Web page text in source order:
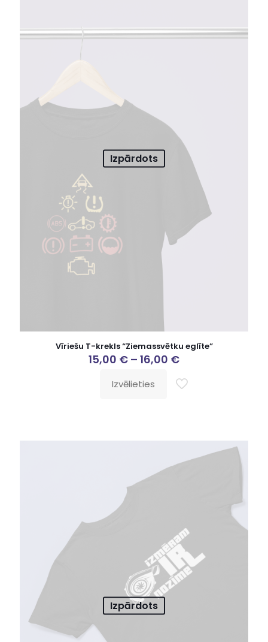
Izpārdots
Vīriešu T-krekls “Ziemassvētku eglīte”
15,00 € – 16,00 €
Izvēlieties
Izpārdots